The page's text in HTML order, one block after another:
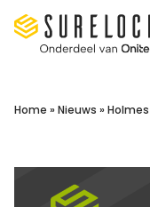
Surelock IT Security
Home » Nieuws »